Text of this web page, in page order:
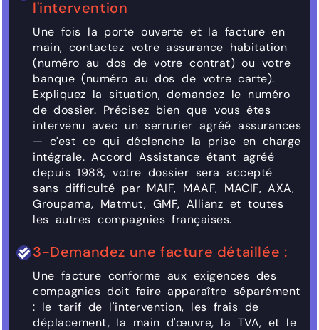
l'intervention
Une fois la porte ouverte et la facture en
main, contactez votre assurance habitation
(numéro au dos de votre contrat) ou votre
banque (numéro au dos de votre carte).
Expliquez la situation, demandez le numéro
de dossier. Précisez bien que vous êtes
intervenu avec un serrurier agréé assurances
— c'est ce qui déclenche la prise en charge
intégrale. Accord Assistance étant agréé
depuis 1988, votre dossier sera accepté
sans difficulté par MAIF, MAAF, MACIF, AXA,
Groupama, Matmut, GMF, Allianz et toutes
les autres compagnies françaises.
3-Demandez une facture détaillée :
Une facture conforme aux exigences des
compagnies doit faire apparaître séparément
: le tarif de l'intervention, les frais de
déplacement, la main d'œuvre, la TVA, et le